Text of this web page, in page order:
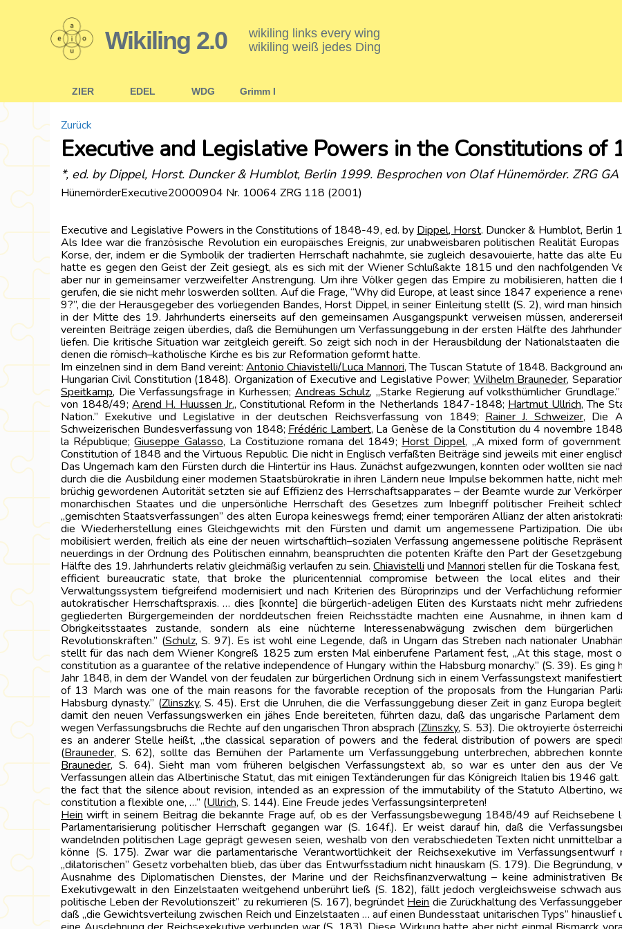
Wikiling 2.0
wikiling links every wing
wikiling weiß jedes Ding
ZIER EDEL WDG Grimm I
Zurück
Executive and Legislative Powers in the Constitutions of
*, ed. by Dippel, Horst. Duncker & Humblot, Berlin 1999. Besprochen von Olaf Hünemörder. ZRG
HünemörderExecutive20000904 Nr. 10064 ZRG 118 (2001)
Executive and Legislative Powers in the Constitutions of 1848-49, ed. by Dippel, Horst. Duncker & Humblot, Berlin
Als Idee war die französische Revolution ein europäisches Ereignis, zur unabweisbaren politischen Realität
Korse, der, indem er die Symbolik der tradierten Herrschaft nachahmte, sie zugleich desavouierte, hatte das alte
hatte es gegen den Geist der Zeit gesiegt, als es sich mit der Wiener Schlußakte 1815 und den nachfolgenden
aber nur in gemeinsamer verzweifelter Anstrengung. Um ihre Völker gegen das Empire zu mobilisieren, hatten
gerufen, die sie nicht mehr loswerden sollten. Auf die Frage, “Why did Europe, at least since 1847 experience a
9?”, die der Herausgegeber des vorliegenden Bandes, Horst Dippel, in seiner Einleitung stellt (S. 2), wird man
in der Mitte des 19. Jahrhunderts einerseits auf den gemeinsamen Ausgangspunkt verweisen müssen,
vereinten Beiträge zeigen überdies, daß die Bemühungen um Verfassunggebung in der ersten Hälfte des
liefen. Die kritische Situation war zeitgleich gereift. So zeigt sich noch in der Herausbildung der Nationalstaaten
denen die römisch–katholische Kirche es bis zur Reformation geformt hatte.
Im einzelnen sind in dem Band vereint: Antonio Chiavistelli/Luca Mannori, The Tuscan Statute of 1848. Background
Hungarian Civil Constitution (1848). Organization of Executive and Legislative Power; Wilhelm Brauneder,
Speitkamp, Die Verfassungsfrage in Kurhessen; Andreas Schulz, „Starke Regierung auf volksthümlicher
von 1848/49;Arend H. Huussen Jr., Constitutional Reform in the Netherlands 1847-1848; Hartmut Ullrich, The
Nation.” Exekutive und Legislative in der deutschen Reichsverfassung von 1849; Rainer J. Schweizer, Die
Schweizerischen Bundesverfassung von 1848; Frédéric Lambert, La Genèse de la Constitution du 4 novembre
la République;Giuseppe Galasso, La Costituzione romana del 1849; Horst Dippel, „A mixed form of
Constitution of 1848 and the Virtuous Republic. Die nicht in Englisch verfaßten Beiträge sind jeweils mit einer
Das Ungemach kam den Fürsten durch die Hintertür ins Haus. Zunächst aufgezwungen, konnten oder wollten sie
durch die die Ausbildung einer modernen Staatsbürokratie in ihren Ländern neue Impulse bekommen hatte, nicht
brüchig gewordenen Autorität setzten sie auf Effizienz des Herrschaftsapparates – der Beamte wurde zur
monarchischen Staates und die unpersönliche Herrschaft des Gesetzes zum Inbegriff politischer Freiheit
„gemischten Staatsverfassungen” des alten Europa keineswegs fremd; einer temporären Allianz der alten
die Wiederherstellung eines Gleichgewichts mit den Fürsten und damit um angemessene Partizipation. Die
mobilisiert werden, freilich als eine der neuen wirtschaftlich–sozialen Verfassung angemessene politische
neuerdings in der Ordnung des Politischen einnahm, beanspruchten die potenten Kräfte den Part der
Hälfte des 19. Jahrhunderts relativ gleichmäßig verlaufen zu sein. Chiavistelli und Mannori stellen für die Toskana
efficient bureaucratic state, that broke the pluricentennial compromise between the local elites and
Verwaltungssystem tiefgreifend modernisiert und nach Kriterien des Büroprinzips und der Verfachlichung
autokratischer Herrschaftspraxis. … dies [konnte] die bürgerlich-adeligen Eliten des Kurstaats nicht mehr
gegliederten Bürgergemeinden der norddeutschen freien Reichsstädte machten eine Ausnahme, in ihnen
Obrigkeitsstaates zustande, sondern als eine nüchterne Interessenabwägung zwischen dem bürgerlichen
Revolutionskräften.” (Schulz, S. 97). Es ist wohl eine Legende, daß in Ungarn das Streben nach nationaler
stellt für das nach dem Wiener Kongreß 1825 zum ersten Mal einberufene Parlament fest, „At this stage, most
constitution as a guarantee of the relative independence of Hungary within the Habsburg monarchy.” (S. 39). Es
Jahr 1848, in dem der Wandel von der feudalen zur bürgerlichen Ordnung sich in einem Verfassungstext
of 13 March was one of the main reasons for the favorable reception of the proposals from the Hungarian
Habsburg dynasty.” (Zlinszky, S. 45). Erst die Unruhen, die die Verfassunggebung dieser Zeit in ganz Europa
damit den neuen Verfassungswerken ein jähes Ende bereiteten, führten dazu, daß das ungarische Parlament
wegen Verfassungsbruchs die Rechte auf den ungarischen Thron absprach (Zlinszky, S. 53). Die oktroyierte
es an anderer Stelle heißt, „the classical separation of powers and the federal distribution of powers are
(Brauneder, S. 62), sollte das Bemühen der Parlamente um Verfassunggebung unterbrechen, abbrechen
Brauneder, S. 64). Sieht man vom früheren belgischen Verfassungstext ab, so war es unter den aus der
Verfassungen allein das Albertinische Statut, das mit einigen Textänderungen für das Königreich Italien bis 1946
the fact that the silence about revision, intended as an expression of the immutability of the Statuto Albertino,
constitution a flexible one, …” (Ullrich, S. 144). Eine Freude jedes Verfassungsinterpreten!
Hein wirft in seinem Beitrag die bekannte Frage auf, ob es der Verfassungsbewegung 1848/49 auf Reichsebene
Parlamentarisierung politischer Herrschaft gegangen war (S. 164f.). Er weist darauf hin, daß die
wandelnden politischen Lage geprägt gewesen seien, weshalb von den verabschiedeten Texten nicht unmittelbar
könne (S. 175). Zwar war die parlamentarische Verantwortlichkeit der Reichsexekutive im
„dilatorischen” Gesetz vorbehalten blieb, das über das Entwurfsstadium nicht hinauskam (S. 179). Die
Ausnahme des Diplomatischen Dienstes, der Marine und der Reichsfinanzverwaltung – keine administrativen
Exekutivgewalt in den Einzelstaaten weitgehend unberührt ließ (S. 182), fällt jedoch vergleichsweise schwach
politische Leben der Revolutionszeit” zu rekurrieren (S. 167), begründet Hein die Zurückhaltung des
daß „die Gewichtsverteilung zwischen Reich und Einzelstaaten … auf einen Bundesstaat unitarischen Typs”